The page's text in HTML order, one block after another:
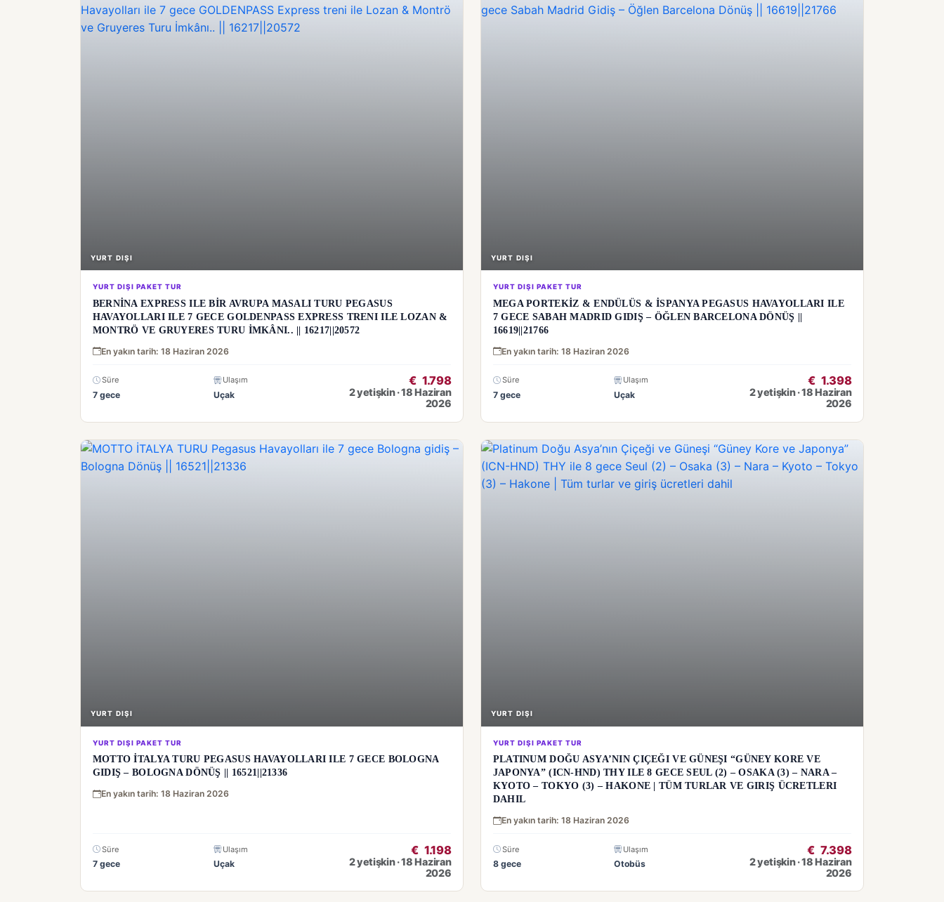
YURT DIŞI
YURT DIŞI PAKET TUR
BERNİNA EXPRESS ILE BİR AVRUPA MASALI TURU PEGASUS
HAVAYOLLARI ILE 7 GECE GOLDENPASS EXPRESS TRENI ILE LOZAN &
MONTRÖ VE GRUYERES TURU İMKÂNI.. || 16217||20572
En yakın tarih: 18 Haziran 2026
Süre
7 gece
Ulaşım
Uçak
€ 1.798
2 yetişkin · 18 Haziran
2026
YURT DIŞI
YURT DIŞI PAKET TUR
MEGA PORTEKİZ & ENDÜLÜS & İSPANYA PEGASUS HAVAYOLLARI ILE
7 GECE SABAH MADRID GIDIŞ – ÖĞLEN BARCELONA DÖNÜŞ ||
16619||21766
En yakın tarih: 18 Haziran 2026
Süre
7 gece
Ulaşım
Uçak
€ 1.398
2 yetişkin · 18 Haziran
2026
YURT DIŞI
YURT DIŞI PAKET TUR
MOTTO İTALYA TURU PEGASUS HAVAYOLLARI ILE 7 GECE BOLOGNA
GIDIŞ – BOLOGNA DÖNÜŞ || 16521||21336
En yakın tarih: 18 Haziran 2026
Süre
7 gece
Ulaşım
Uçak
€ 1.198
2 yetişkin · 18 Haziran
2026
YURT DIŞI
YURT DIŞI PAKET TUR
PLATINUM DOĞU ASYA’NIN ÇIÇEĞI VE GÜNEŞI “GÜNEY KORE VE
JAPONYA” (ICN-HND) THY ILE 8 GECE SEUL (2) – OSAKA (3) – NARA –
KYOTO – TOKYO (3) – HAKONE | TÜM TURLAR VE GIRIŞ ÜCRETLERI
DAHIL
En yakın tarih: 18 Haziran 2026
Süre
8 gece
Ulaşım
Otobüs
€ 7.398
2 yetişkin · 18 Haziran
2026